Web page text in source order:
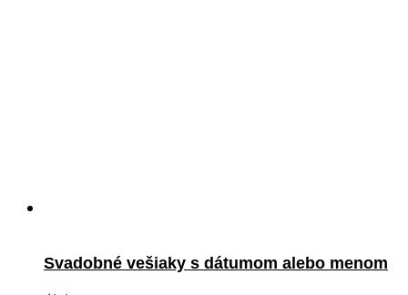
Svadobné vešiaky s dátumom alebo menom